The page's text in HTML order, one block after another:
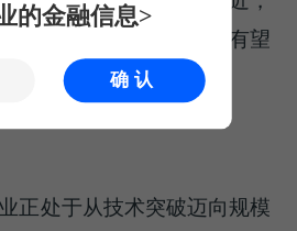
链核心位置的主要厂商有望
正处于从技术突破迈向规模
的金融信息>
确认